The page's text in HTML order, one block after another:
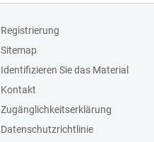
Registrierung
Sitemap
Identifizieren Sie das Material
Kontakt
Zugänglichkeitserklärung
Datenschutzrichtlinie